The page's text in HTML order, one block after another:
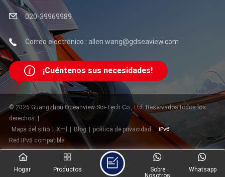
020-39969989
Correo electrónico : allen.wang@gdseaview.com
¡Cuéntenos sus necesidades!
© 2026 Guangzhou Oceanview Sci-Tech Co., Ltd. Reservados todos los
derechos. |
Mapa del sitio | Xml | Blog | política de privacidad
Red IPv6 compatible
Hogar Productos Whatsapp
Sobre
Nosotros